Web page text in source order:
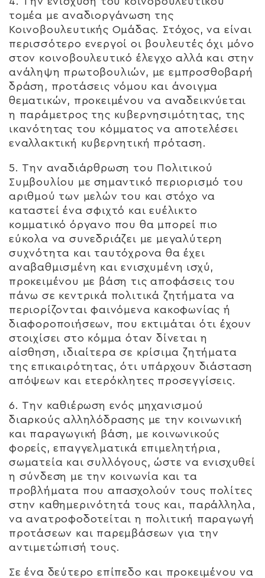
τομέα με αναδιοργάνωση της
Κοινοβουλευτικής Ομάδας. Στόχος, να είναι
περισσότερο ενεργοί οι βουλευτές όχι μόνο
στον κοινοβουλευτικό έλεγχο αλλά και στην
ανάληψη πρωτοβουλιών, με εμπροσθοβαρή
δράση, προτάσεις νόμου και άνοιγμα
θεματικών, προκειμένου να αναδεικνύεται
η παράμετρος της κυβερνησιμότητας, της
ικανότητας του κόμματος να αποτελέσει
εναλλακτική κυβερνητική πρόταση.
5. Την αναδιάρθρωση του Πολιτικού
Συμβουλίου με σημαντικό περιορισμό του
αριθμού των μελών του και στόχο να
καταστεί ένα σφιχτό και ευέλικτο
κομματικό όργανο που θα μπορεί πιο
εύκολα να συνεδριάζει με μεγαλύτερη
συχνότητα και ταυτόχρονα θα έχει
αναβαθμισμένη και ενισχυμένη ισχύ,
προκειμένου με βάση τις αποφάσεις του
πάνω σε κεντρικά πολιτικά ζητήματα να
περιορίζονται φαινόμενα κακοφωνίας ή
διαφοροποιήσεων, που εκτιμάται ότι έχουν
στοιχίσει στο κόμμα όταν δίνεται η
αίσθηση, ιδιαίτερα σε κρίσιμα ζητήματα
της επικαιρότητας, ότι υπάρχουν διάσταση
απόψεων και ετερόκλητες προσεγγίσεις.
6. Την καθιέρωση ενός μηχανισμού
διαρκούς αλληλόδρασης με την κοινωνική
και παραγωγική βάση, με κοινωνικούς
φορείς, επαγγελματικά επιμελητήρια,
σωματεία και συλλόγους, ώστε να ενισχυθεί
η σύνδεση με την κοινωνία και τα
προβλήματα που απασχολούν τους πολίτες
στην καθημερινότητά τους και, παράλληλα,
να ανατροφοδοτείται η πολιτική παραγωγή
προτάσεων και παρεμβάσεων για την
αντιμετώπισή τους.
Σε ένα δεύτερο επίπεδο και προκειμένου να